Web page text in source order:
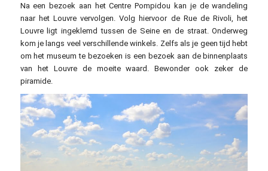
Na een bezoek aan het Centre Pompidou kan je de wandeling
naar het Louvre vervolgen. Volg hiervoor de Rue de Rivoli, het
Louvre ligt ingeklemd tussen de Seine en de straat. Onderweg
kom je langs veel verschillende winkels. Zelfs als je geen tijd hebt
om het museum te bezoeken is een bezoek aan de binnenplaats
van het Louvre de moeite waard. Bewonder ook zeker de
piramide.